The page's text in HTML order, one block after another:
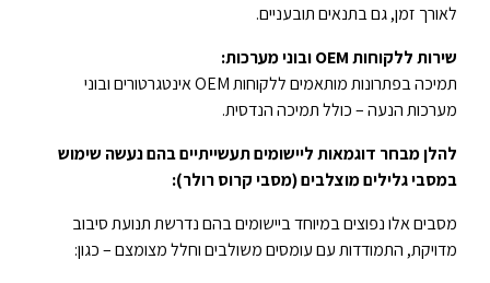
לאורך זמן, גם בתנאים תובעניים.
שירות ללקוחות
ובוני מערכות:
תמיכה בפתרונות מותאמים ללקוחות OEM אינטגרטורים ובוני
מערכות הנעה – כולל תמיכה הנדסית.
להלן מבחר דוגמאות ליישומים תעשייתיים בהם נעשה שימוש
במסבי גלילים מוצלבים (מסבי קרוס רולר):
מסבים אלו נפוצים במיוחד ביישומים בהם נדרשת תנועת סיבוב
מדויקת, התמודדות עם עומסים משולבים וחלל מצומצם – כגון: